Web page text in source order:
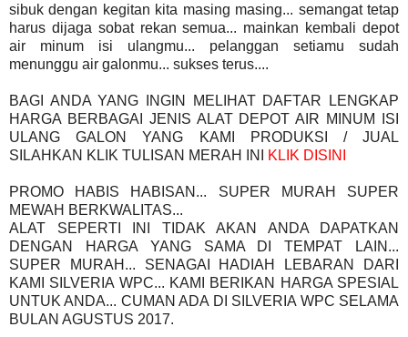
sibuk dengan kegitan kita masing masing... semangat tetap
harus dijaga sobat rekan semua... mainkan kembali depot
air minum isi ulangmu... pelanggan setiamu sudah
menunggu air galonmu... sukses terus....
BAGI ANDA YANG INGIN MELIHAT DAFTAR LENGKAP
HARGA BERBAGAI JENIS ALAT DEPOT AIR MINUM ISI
ULANG GALON YANG KAMI PRODUKSI / JUAL
SILAHKAN KLIK TULISAN MERAH INI
KLIK DISINI
PROMO HABIS HABISAN... SUPER MURAH SUPER
MEWAH BERKWALITAS...
ALAT SEPERTI INI TIDAK AKAN ANDA DAPATKAN
DENGAN HARGA YANG SAMA DI TEMPAT LAIN...
SUPER MURAH... SENAGAI HADIAH LEBARAN DARI
KAMI SILVERIA WPC... KAMI BERIKAN HARGA SPESIAL
UNTUK ANDA... CUMAN ADA DI SILVERIA WPC SELAMA
BULAN AGUSTUS 2017.